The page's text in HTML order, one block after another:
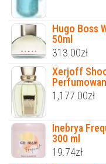
Hugo Boss
50ml
313.00zł
Xerjoff
1,177.00zł
Inebrya
300 ml
19.74zł